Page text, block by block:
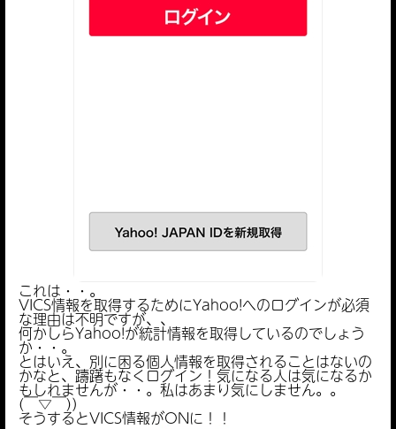
これは・・。
VICS情報を取得するためにYahoo!へのログインが必須
な理由は不明ですが、、
何かしらYahoo!が統計情報を取得しているのでしょう
か・・。
とはいえ、別に困る個人情報を取得されることはないの
かなと、躊躇もなくログイン！気になる人は気になるか
もしれませんが・・。私はあまり気にしません。。
(￣▽￣)）
そうするとVICS情報がONに！！